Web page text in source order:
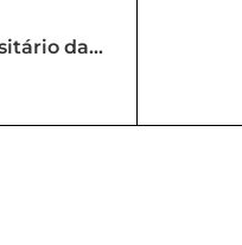
da